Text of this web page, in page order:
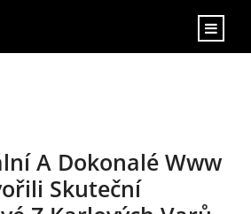
A Dokonalé Www
Skuteční